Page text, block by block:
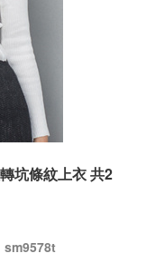
坑條紋上衣 共2
sm9578t